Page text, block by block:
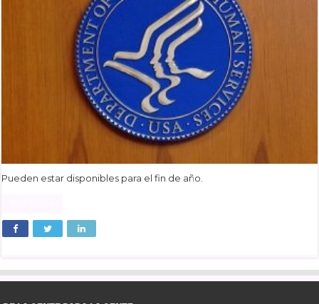
Pueden estar disponibles para el fin de año.